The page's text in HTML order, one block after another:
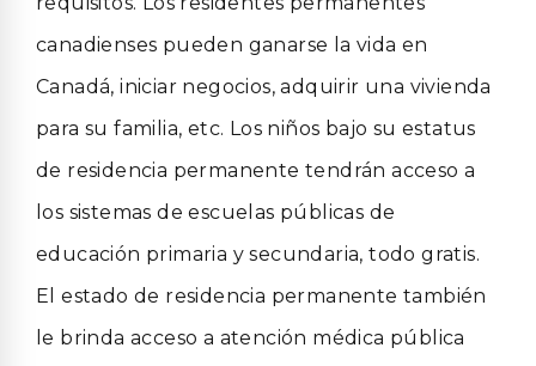
canadienses pueden ganarse la vida en
Canadá, iniciar negocios, adquirir una vivienda
para su familia, etc. Los niños bajo su estatus
de residencia permanente tendrán acceso a
los sistemas de escuelas públicas de
educación primaria y secundaria, todo gratis.
El estado de residencia permanente también
le brinda acceso a atención médica pública